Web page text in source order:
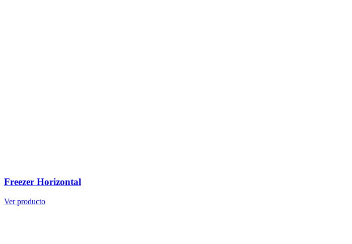
Freezer Horizontal
Ver producto